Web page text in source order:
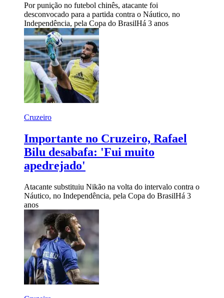
Por punição no futebol chinês, atacante foi
desconvocado para a partida contra o Náutico, no
Independência, pela Copa do BrasilHá 3 anos
Cruzeiro
Importante no Cruzeiro, Rafael
Bilu desabafa: 'Fui muito
apedrejado'
Atacante substituiu Nikão na volta do intervalo contra o
Náutico, no Independência, pela Copa do BrasilHá 3
anos